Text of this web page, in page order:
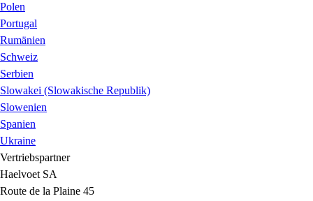
Polen
Portugal
Rumänien
Schweiz
Serbien
Slowakei (Slowakische Republik)
Slowenien
Spanien
Ukraine
Vertriebspartner
Haelvoet SA
Route de la Plaine 45